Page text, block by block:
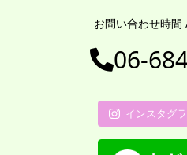
お問い合わせ時
06-
インスタグ